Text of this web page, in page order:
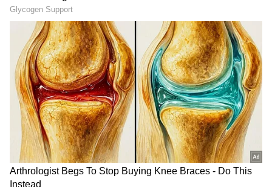
Sobhita Dhulipala: పొలిటికల్
కామెంట్స్ తో దుమారం రేపిన
శోభితా ధూళిపాళ, అక్కినేని
కోడలికి ఇచ్చిపడేస్తున్న నెటిజన్లు..
Varanasi Leak: సింహాంలా
కదిలిన మహేష్‌ బాబు.. పూనకాలు
తెప్పిస్తోన్న `వారణాసి` లీక్
వీడియో
LATEST VIDEOS
ఫ్రిజ్ పై కవర్ వేస్తున్నారా? ఈ విషయం
తెలుసుకోలేదంటే ప్రాణాలకే ప్రమాదం |